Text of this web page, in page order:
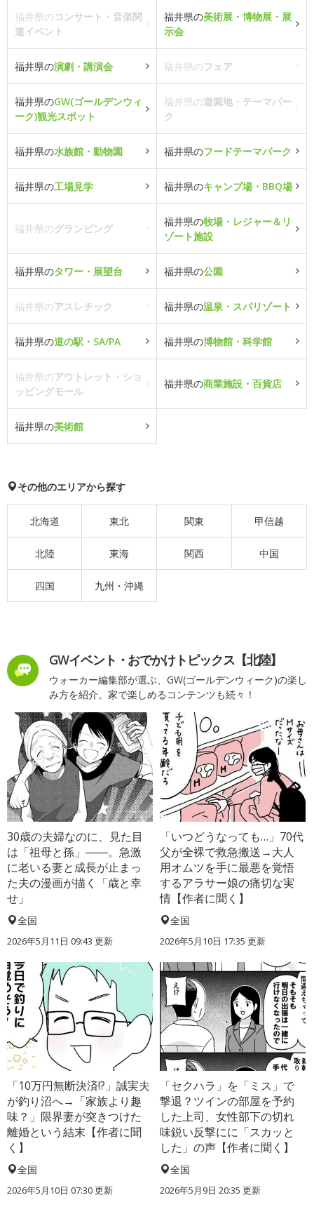
福井県のコンサート・音楽関
連イベント
福井県の美術展・博物展・展
示会
福井県の演劇・講演会 福井県のフェア
福井県のGW(ゴールデンウィ
ーク)観光スポット
福井県の遊園地・テーマパー
ク
福井県の水族館・動物園 福井県のフードテーマパーク
福井県の工場見学 福井県のキャンプ場・BBQ場
福井県のグランピング
福井県の牧場・レジャー＆リ
ゾート施設
福井県のタワー・展望台 福井県の公園
福井県のアスレチック 福井県の温泉・スパリゾート
福井県の道の駅・SA/PA 福井県の博物館・科学館
福井県のアウトレット・ショ
ッピングモール
福井県の商業施設・百貨店
福井県の美術館
その他のエリアから探す
北海道 東北 関東 甲信越
北陸 東海 関西 中国
四国 九州・沖縄
GWイベント・おでかけトピックス【北陸】
ウォーカー編集部が選ぶ、GW(ゴールデンウィーク)の楽し
み方を紹介。家で楽しめるコンテンツも続々！
30歳の夫婦なのに、見た目
は「祖母と孫」――。急激
に老いる妻と成長が止まっ
た夫の漫画が描く「歳と幸
せ」
全国
2026年5月11日 09:43 更新
「いつどうなっても…」70代
父が全裸で救急搬送→大人
用オムツを手に最悪を覚悟
するアラサー娘の痛切な実
情【作者に聞く】
全国
2026年5月10日 17:35 更新
「10万円無断決済!?」誠実夫
が釣り沼へ→「家族より趣
味？」限界妻が突きつけた
離婚という結末【作者に聞
く】
全国
2026年5月10日 07:30 更新
「セクハラ」を「ミス」で
撃退？ツインの部屋を予約
した上司、女性部下の切れ
味鋭い反撃にに「スカッと
した」の声【作者に聞く】
全国
2026年5月9日 20:35 更新